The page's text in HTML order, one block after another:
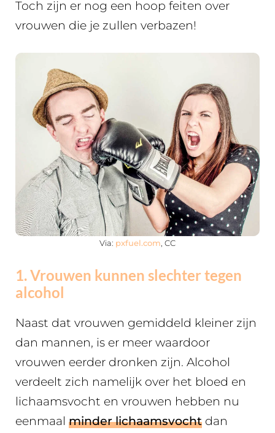
Toch zijn er nog een hoop feiten over
vrouwen die je zullen verbazen!
Via: pxfuel.com , CC
1. Vrouwen kunnen slechter tegen
alcohol
Naast dat vrouwen gemiddeld kleiner zijn
dan mannen, is er meer waardoor
vrouwen eerder dronken zijn. Alcohol
verdeelt zich namelijk over het bloed en
lichaamsvocht en vrouwen hebben nu
eenmaal minder lichaamsvocht dan